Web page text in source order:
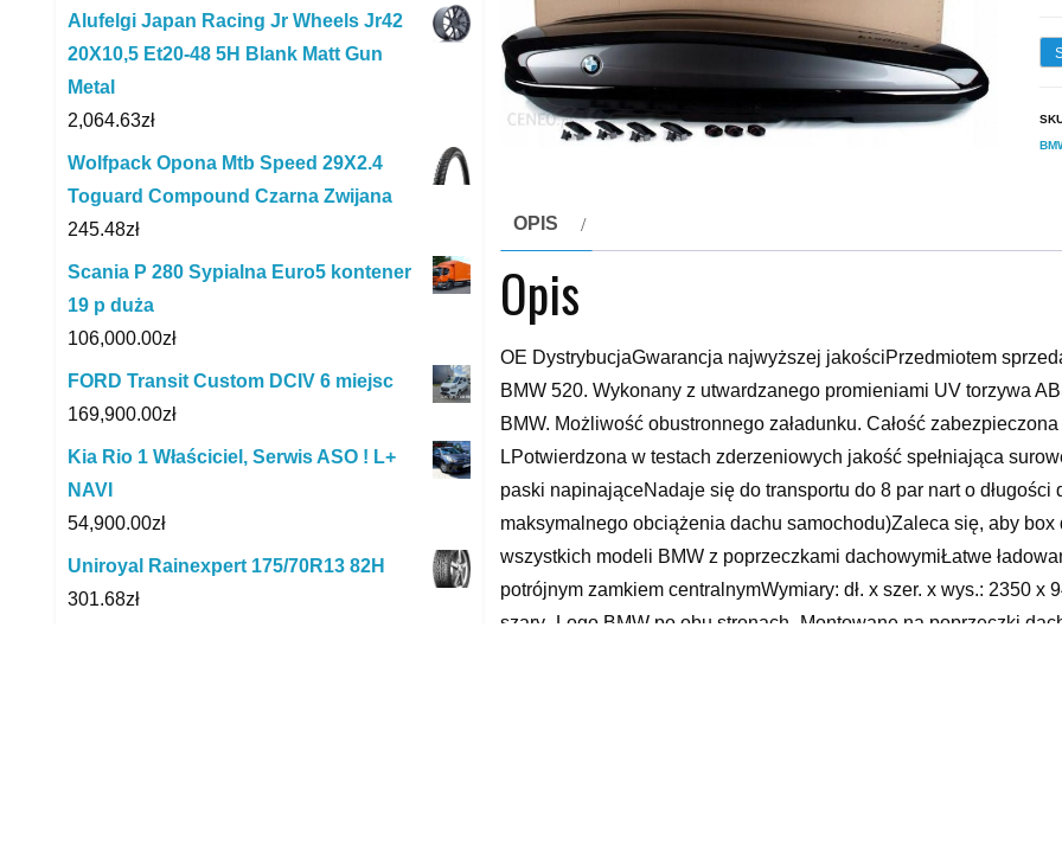
OPIS
Opis
OE DystrybucjaGwarancja najwyższej jakościPrzedmiotem
BMW 520. Wykonany z utwardzanego promieniami UV torzywa
BMW. Możliwość obustronnego załadunku. Całość
LPotwierdzona w testach zderzeniowych jakość spełniająca
paski napinająceNadaje się do transportu do 8 par nart o
maksymalnego obciążenia dachu samochodu)Zaleca się, aby
wszystkich modeli BMW z poprzeczkami dachowymiŁatwe
potrójnym zamkiem centralnymWymiary: dł. x szer. x wys.: 2350
szary- Logo BMW po obu stronach- Montowane na poprzeczki
Alufelgi Japan Racing Jr Wheels Jr42
20X10,5 Et20-48 5H Blank Matt Gun
Metal
2,064.63zł
Wolfpack Opona Mtb Speed 29X2.4
Toguard Compound Czarna Zwijana
245.48zł
Scania P 280 Sypialna Euro5 kontener
19 p duża
106,000.00zł
FORD Transit Custom DCIV 6 miejsc
169,900.00zł
Kia Rio 1 Właściciel, Serwis ASO ! L+
NAVI
54,900.00zł
Uniroyal Rainexpert 175/70R13 82H
301.68zł